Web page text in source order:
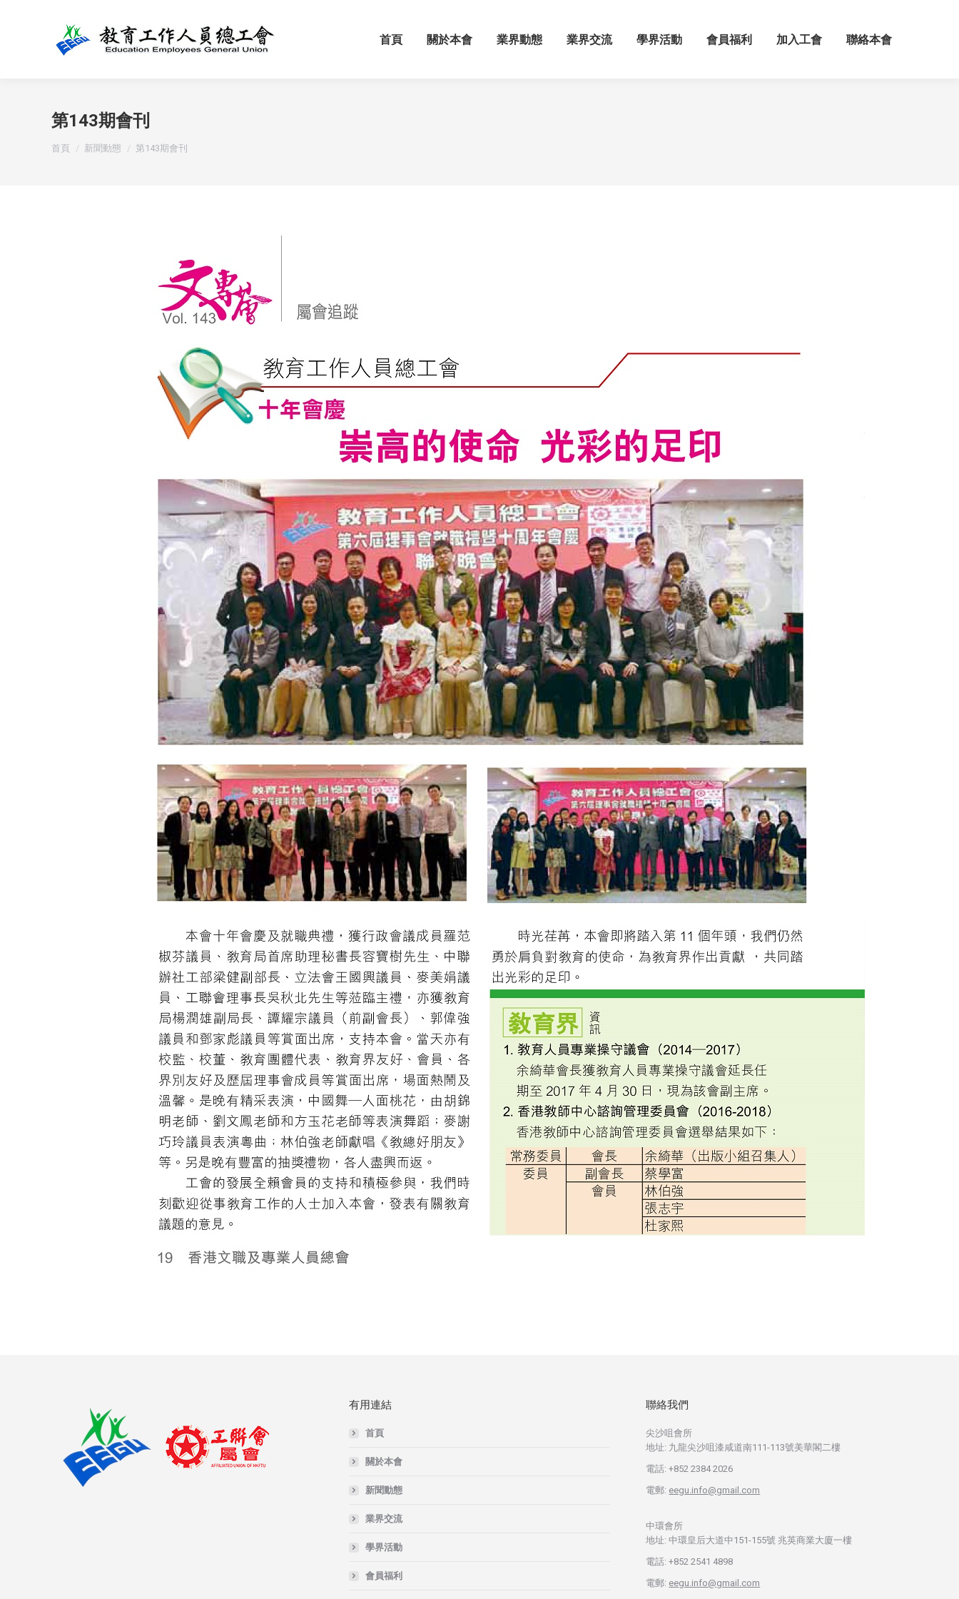
首頁 關於本會 業界動態 業界交流 學界活動 會員福利 加入工會 聯絡本會
第143期會刊
You are here:
首頁 新聞動態 第143期會刊
有用連結
首頁
關於本會
新聞動態
業界交流
學界活動
會員福利
聯絡我們
尖沙咀會所
地址: 九龍尖沙咀漆咸道南111-113號美華閣二樓
電話: +852 2384 2026
電郵: eegu.info@gmail.com
中環會所
地址: 中環皇后大道中151-155號 兆英商業大廈一樓
電話: +852 2541 4898
電郵: eegu.info@gmail.com